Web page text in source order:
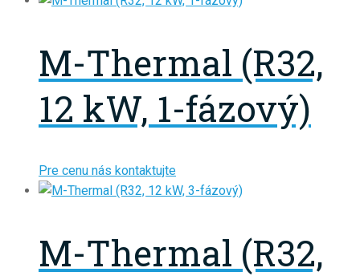
M-Thermal (R32,
12 kW, 1-fázový)
Pre cenu nás kontaktujte
M-Thermal (R32,